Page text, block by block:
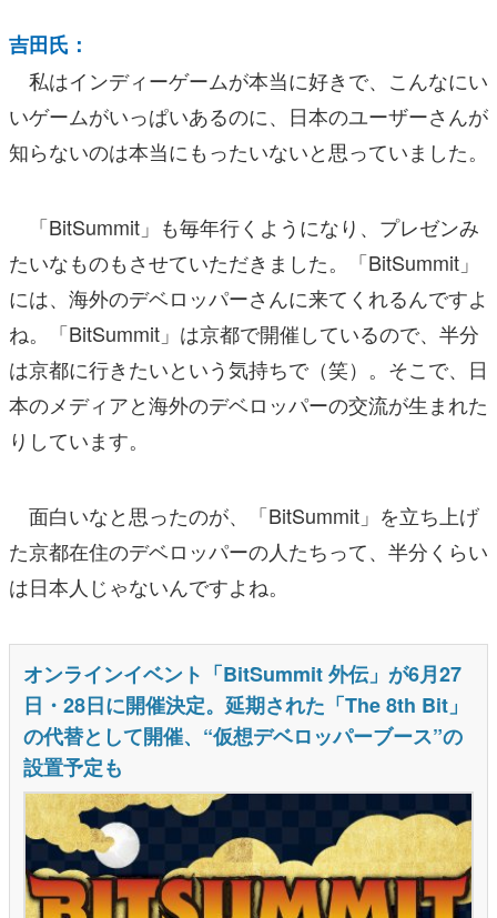
吉田氏：
私はインディーゲームが本当に好きで、こんなにい
いゲームがいっぱいあるのに、日本のユーザーさんが
知らないのは本当にもったいないと思っていました。
「BitSummit」も毎年行くようになり、プレゼンみ
たいなものもさせていただきました。「BitSummit」
には、海外のデベロッパーさんに来てくれるんですよ
ね。「BitSummit」は京都で開催しているので、半分
は京都に行きたいという気持ちで（笑）。そこで、日
本のメディアと海外のデベロッパーの交流が生まれた
りしています。
面白いなと思ったのが、「BitSummit」を立ち上げ
た京都在住のデベロッパーの人たちって、半分くらい
は日本人じゃないんですよね。